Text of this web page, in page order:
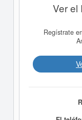
Ver el
Regístrate